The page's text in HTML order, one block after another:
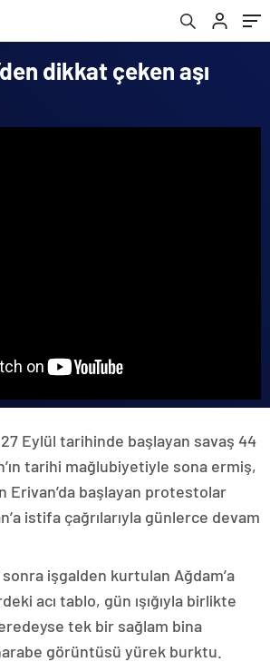
dikkat çeken aşı
27 Eylül tarihinde başlayan savaş 44
tarihi mağlubiyetiyle sona ermiş,
Erivan’da başlayan protestolar
istifa çağrılarıyla günlerce devam
sonra işgalden kurtulan Ağdam’a
acı tablo, gün ışığıyla birlikte
tek bir sağlam bina
görüntüsü yürek burktu.